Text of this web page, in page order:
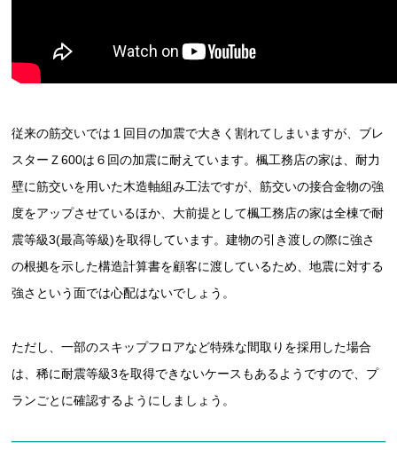
従来の筋交いでは１回目の加震で大きく割れてしまいますが、ブレ
スターＺ600は６回の加震に耐えています。楓工務店の家は、耐力
壁に筋交いを用いた木造軸組み工法ですが、筋交いの接合金物の強
度をアップさせているほか、大前提として楓工務店の家は全棟で耐
震等級3(最高等級)を取得しています。建物の引き渡しの際に強さ
の根拠を示した構造計算書を顧客に渡しているため、地震に対する
強さという面では心配はないでしょう。
ただし、一部のスキップフロアなど特殊な間取りを採用した場合
は、稀に耐震等級3を取得できないケースもあるようですので、プ
ランごとに確認するようにしましょう。